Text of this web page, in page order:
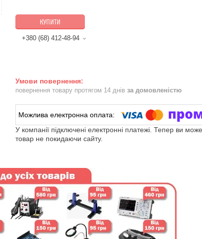
КУПИТИ
+380 (68) 412-48-94
повернення товару протягом 14 днів за домовленістю
У компанії підключені електронні платежі. Тепер ви
товар не покидаючи сайту.